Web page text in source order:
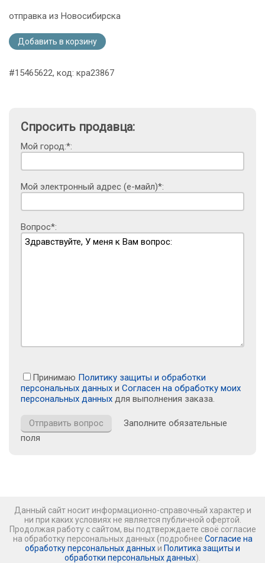
отправка из Новосибирска
Добавить в корзину
#15465622, код: кра23867
Спросить продавца:
Мой город:*:
Мой электронный адрес (е-майл)*:
Вопрос*:
Принимаю Политику защиты и обработки
персональных данных и Согласен на обработку моих
персональных данных для выполнения заказа.
Заполните обязательные
поля
Данный сайт носит информационно-справочный характер и
ни при каких условиях не является публичной офертой.
Продолжая работу с сайтом, вы подтверждаете своё согласие
на обработку персональных данных (подробнее Согласие на
обработку персональных данных и Политика защиты и
обработки персональных данных).